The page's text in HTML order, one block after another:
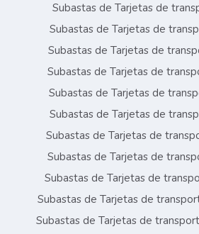
Subastas de Tarjetas de
Subastas de Tarjetas de
Subastas de Tarjetas de
Subastas de Tarjetas de
Subastas de Tarjetas de
Subastas de Tarjetas de
Subastas de Tarjetas de
Subastas de Tarjetas de
Subastas de Tarjetas de
Subastas de Tarjetas de
Subastas de Tarjetas de